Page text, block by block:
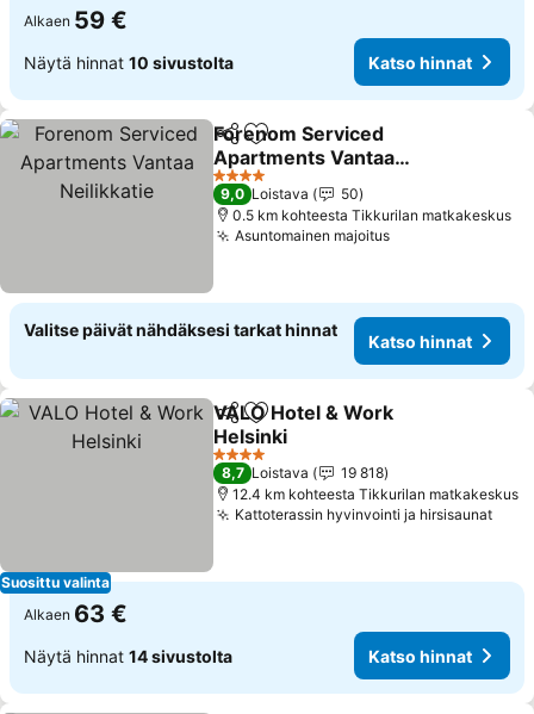
Alkaen 59 €
Näytä hinnat 10 sivustolta Katso hinnat
Jaa Lisää suosikkeihin
Forenom Serviced
Apartments Vantaa
Neilikkatie
4 Tähtiluokitus
9,0 Loistava
50
0.5 km kohteesta Tikkurilan matkakeskus
Asuntomainen majoitus
Valitse päivät nähdäksesi tarkat hinnat
Katso hinnat
Suosittu valinta
Jaa Lisää suosikkeihin
VALO Hotel & Work
Helsinki
4 Tähtiluokitus
8,7 Loistava
19 818
12.4 km kohteesta Tikkurilan matkakeskus
Kattoterassin hyvinvointi ja hirsisaunat
Alkaen 63 €
Näytä hinnat 14 sivustolta Katso hinnat